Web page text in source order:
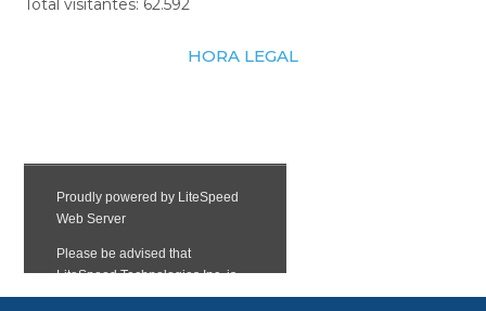
Total visitantes: 62.592
HORA LEGAL